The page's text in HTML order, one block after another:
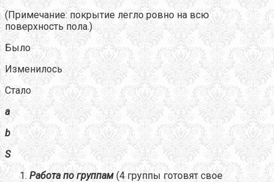
(Примечание: покрытие легло ровно на всю
поверхность пола.)
Было
Изменилось
Стало
a
b
S
Работа по группам (4 группы готовят свое